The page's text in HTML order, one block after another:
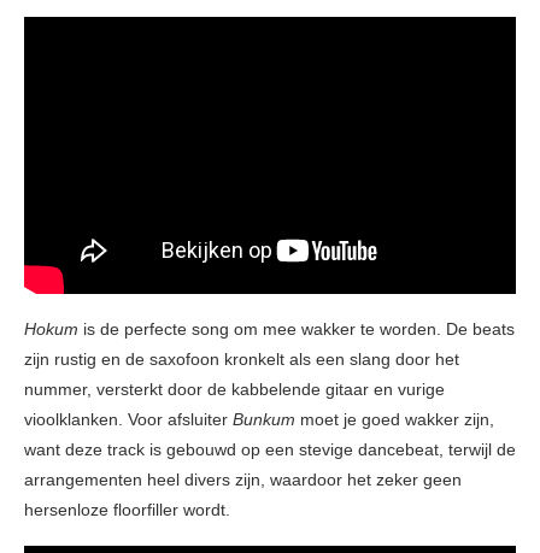
Hokum is de perfecte song om mee wakker te worden. De beats
zijn rustig en de saxofoon kronkelt als een slang door het
nummer, versterkt door de kabbelende gitaar en vurige
vioolklanken. Voor afsluiter Bunkum moet je goed wakker zijn,
want deze track is gebouwd op een stevige dancebeat, terwijl de
arrangementen heel divers zijn, waardoor het zeker geen
hersenloze floorfiller wordt.